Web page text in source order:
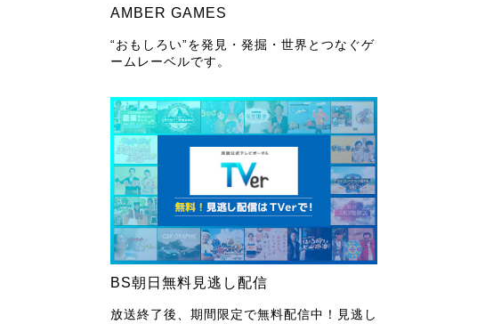
AMBER GAMES
“おもしろい”を発見・発掘・世界とつなぐゲ
ームレーベルです。
BS朝日無料見逃し配信
放送終了後、期間限定で無料配信中！見逃し